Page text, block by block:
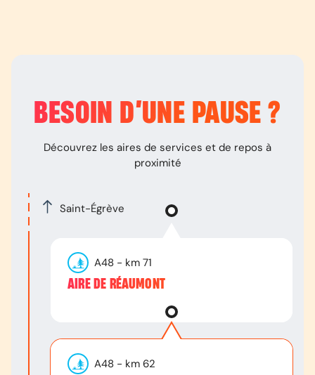
BESOIN D’UNE PAUSE ?
Découvrez les aires de services et de repos à
proximité
Saint-Égrève
A48 - km 71
AIRE DE RÉAUMONT
A48 - km 62